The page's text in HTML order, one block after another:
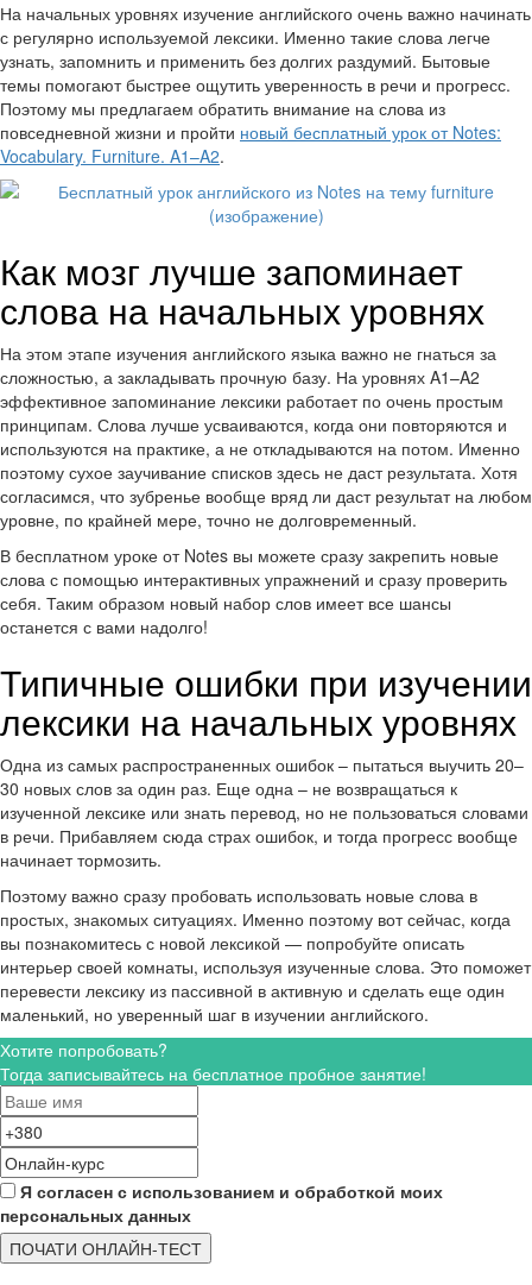
На начальных уровнях изучение английского очень важно начинать
с регулярно используемой лексики. Именно такие слова легче
узнать, запомнить и применить без долгих раздумий. Бытовые
темы помогают быстрее ощутить уверенность в речи и прогресс.
Поэтому мы предлагаем обратить внимание на слова из
повседневной жизни и пройти новый бесплатный урок от Notes:
Vocabulary. Furniture. A1–A2.
Как мозг лучше запоминает
слова на начальных уровнях
На этом этапе изучения английского языка важно не гнаться за
сложностью, а закладывать прочную базу. На уровнях A1–A2
эффективное запоминание лексики работает по очень простым
принципам. Слова лучше усваиваются, когда они повторяются и
используются на практике, а не откладываются на потом. Именно
поэтому сухое заучивание списков здесь не даст результата. Хотя
согласимся, что зубренье вообще вряд ли даст результат на любом
уровне, по крайней мере, точно не долговременный.
В бесплатном уроке от Notes вы можете сразу закрепить новые
слова с помощью интерактивных упражнений и сразу проверить
себя. Таким образом новый набор слов имеет все шансы
останется с вами надолго!
Типичные ошибки при изучении
лексики на начальных уровнях
Одна из самых распространенных ошибок – пытаться выучить 20–
30 новых слов за один раз. Еще одна – не возвращаться к
изученной лексике или знать перевод, но не пользоваться словами
в речи. Прибавляем сюда страх ошибок, и тогда прогресс вообще
начинает тормозить.
Поэтому важно сразу пробовать использовать новые слова в
простых, знакомых ситуациях. Именно поэтому вот сейчас, когда
вы познакомитесь с новой лексикой — попробуйте описать
интерьер своей комнаты, используя изученные слова. Это поможет
перевести лексику из пассивной в активную и сделать еще один
маленький, но уверенный шаг в изучении английского.
Хотите попробовать?
Тогда записывайтесь на бесплатное пробное занятие!
Я согласен с использованием и обработкой моих
персональных данных
ПОЧАТИ ОНЛАЙН-ТЕСТ